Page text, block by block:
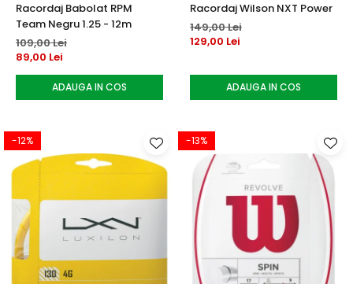
Racordaj Babolat RPM
Team Negru 1.25 - 12m
109,00 Lei
89,00 Lei
ADAUGA IN COS
Racordaj Wilson NXT Power
149,00 Lei
129,00 Lei
ADAUGA IN COS
-12% -13%